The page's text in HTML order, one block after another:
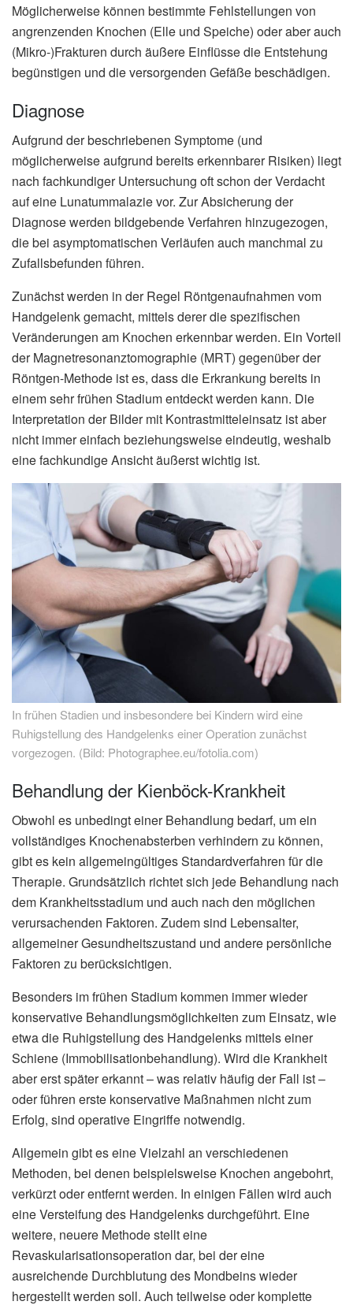
Möglicherweise können bestimmte Fehlstellungen von
angrenzenden Knochen (Elle und Speiche) oder aber auch
(Mikro-)Frakturen durch äußere Einflüsse die Entstehung
begünstigen und die versorgenden Gefäße beschädigen.
Diagnose
Aufgrund der beschriebenen Symptome (und
möglicherweise aufgrund bereits erkennbarer Risiken) liegt
nach fachkundiger Untersuchung oft schon der Verdacht
auf eine Lunatummalazie vor. Zur Absicherung der
Diagnose werden bildgebende Verfahren hinzugezogen,
die bei asymptomatischen Verläufen auch manchmal zu
Zufallsbefunden führen.
Zunächst werden in der Regel Röntgenaufnahmen vom
Handgelenk gemacht, mittels derer die spezifischen
Veränderungen am Knochen erkennbar werden. Ein Vorteil
der Magnetresonanztomographie (MRT) gegenüber der
Röntgen-Methode ist es, dass die Erkrankung bereits in
einem sehr frühen Stadium entdeckt werden kann. Die
Interpretation der Bilder mit Kontrastmitteleinsatz ist aber
nicht immer einfach beziehungsweise eindeutig, weshalb
eine fachkundige Ansicht äußerst wichtig ist.
In frühen Stadien und insbesondere bei Kindern wird eine
Ruhigstellung des Handgelenks einer Operation zunächst
vorgezogen. (Bild: Photographee.eu/fotolia.com)
Behandlung der Kienböck-Krankheit
Obwohl es unbedingt einer Behandlung bedarf, um ein
vollständiges Knochenabsterben verhindern zu können,
gibt es kein allgemeingültiges Standardverfahren für die
Therapie. Grundsätzlich richtet sich jede Behandlung nach
dem Krankheitsstadium und auch nach den möglichen
verursachenden Faktoren. Zudem sind Lebensalter,
allgemeiner Gesundheitszustand und andere persönliche
Faktoren zu berücksichtigen.
Besonders im frühen Stadium kommen immer wieder
konservative Behandlungsmöglichkeiten zum Einsatz, wie
etwa die Ruhigstellung des Handgelenks mittels einer
Schiene (Immobilisationbehandlung). Wird die Krankheit
aber erst später erkannt – was relativ häufig der Fall ist –
oder führen erste konservative Maßnahmen nicht zum
Erfolg, sind operative Eingriffe notwendig.
Allgemein gibt es eine Vielzahl an verschiedenen
Methoden, bei denen beispielsweise Knochen angebohrt,
verkürzt oder entfernt werden. In einigen Fällen wird auch
eine Versteifung des Handgelenks durchgeführt. Eine
weitere, neuere Methode stellt eine
Revaskularisationsoperation dar, bei der eine
ausreichende Durchblutung des Mondbeins wieder
hergestellt werden soll. Auch teilweise oder komplette